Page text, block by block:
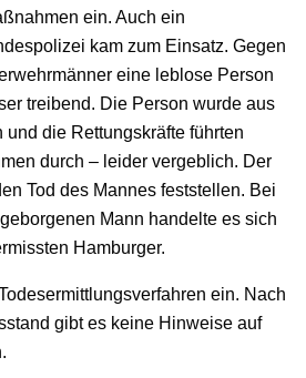
ein. Auch ein
kam zum Einsatz. Gegen
eine leblose Person
treibend. Die Person wurde aus
und die Rettungskräfte führten
durch – leider vergeblich. Der
Tod des Mannes feststellen. Bei
Mann handelte es sich
Hamburger.
ein. Nach
gibt es keine Hinweise auf